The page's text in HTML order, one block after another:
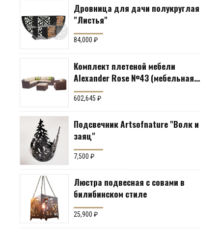
Дровница для дачи полукруглая
"Листья"
84,000₽
Комплект плетеной мебели
Alexander Rose №43 (мебельная
группа для гостиной или
террасы)
602,645₽
Подсвечник Artsofnature "Волк и
заяц"
7,500₽
Люстра подвесная с совами в
билибинском стиле
25,900₽